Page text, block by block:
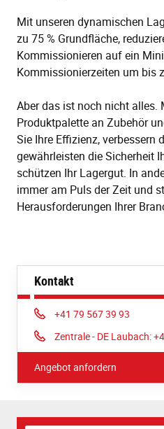
Mit unseren dynamischen
zu 75 % Grundfläche,
Kommissionieren auf ein
Kommissionierzeiten um bis
Aber das ist noch nicht alles.
Produktpalette an Zubehör
Sie Ihre Effizienz, verbessern
gewährleisten die Sicherheit
schützen Ihr Lagergut. In
immer am Puls der Zeit und
Herausforderungen Ihrer
Kontakt
Phone:
+41 79 567 39 93
Phone:
Zentrale - DE Laubach:
Angebot anfordern